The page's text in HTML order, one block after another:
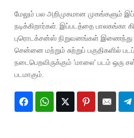
மேலும் பல அறிமுகமான முகங்களும்
நடிக்கிறார்கள். இப்படத்தை பாலகங்கா
புரொடக்சன்ஸ் நிறுவனங்கள் இணைந்து
சென்னை மற்றும் சுற்றுப் பகுதிகளில்
நடைபெறவிருக்கும் ‘மாலை’ படம் ஒரு
படமாகும்.